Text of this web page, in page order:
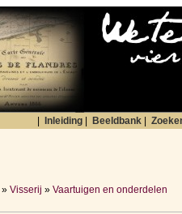
Inleiding Beeldbank
» Visserij » Vaartuigen en onderdelen